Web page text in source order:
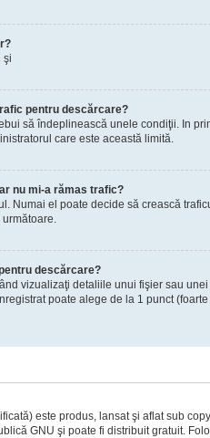
şi
pentru descărcare?
să îndeplinească unele condiţii. In
care este această limită.
nu mi-a rămas trafic?
Numai el poate decide să crească
descărcare?
vizualizaţi detaliile unui fişier sau
poate alege de la 1 punct
este produs, lansat şi aflat sub
GNU şi poate fi distribuit gratuit.